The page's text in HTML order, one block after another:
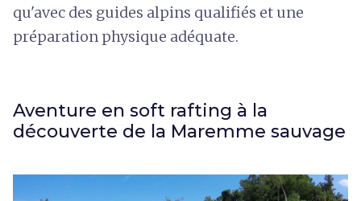
qu'avec des guides alpins qualifiés et une
préparation physique adéquate.
Aventure en soft rafting à la
découverte de la Maremme sauvage